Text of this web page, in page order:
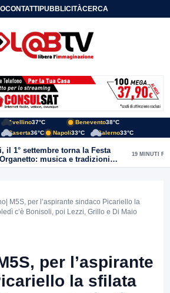
CONTATTIPUBBLICITÀCERCA
Avellino37°C Benevento38°C
Caserta36°C Napoli33°C Salerno33°C
il 1° settembre torna la Festa
musica e tradizioni
dell’entroterra
19 MINUTI FA
M5S, per l’aspirante sindaco Picariello la
c’è Bonisoli, poi Lezzi, Grillo e Di Maio
per l’aspirante
la sfilata